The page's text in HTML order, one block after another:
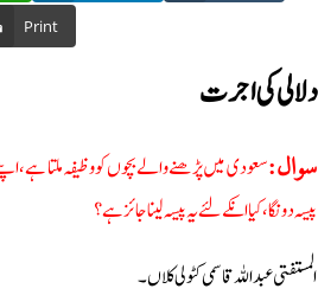
Print
‌ دلالی کی اجرت
سوال:سعودی میں پڑھنے والے بچوں کو وظیفہ ملتا
پیسہ دونگا، کیا انکے لئے یہ پیسہ لینا جائز ہے؟
المستفتی عبد اللہ قاسمی کٹولی کلاں۔